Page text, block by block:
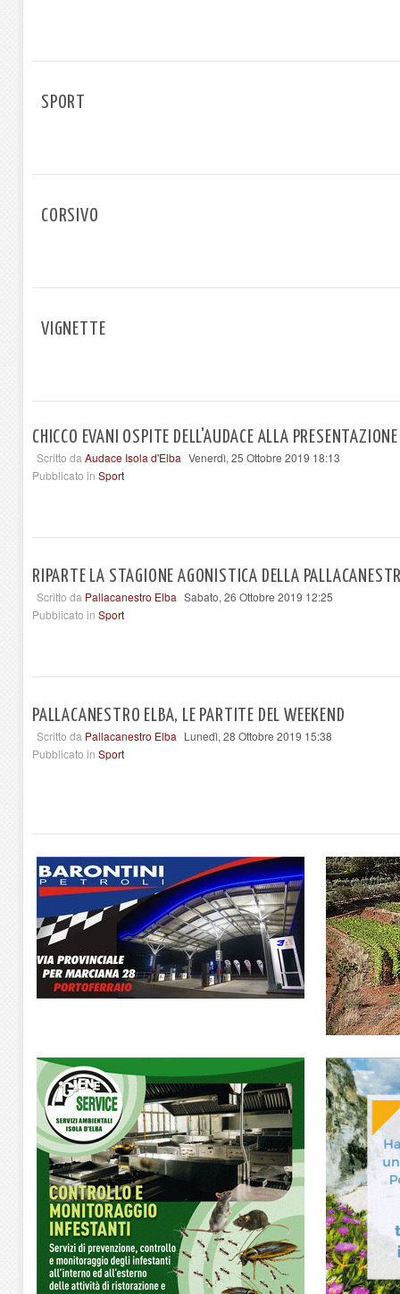
SPORT
CORSIVO
VIGNETTE
CHICCO EVANI OSPITE DELL'AUDACE ALLA
Scritto da Audace Isola d'Elba Venerdì, 25 Ottobre 2019 18:13
Pubblicato in Sport
RIPARTE LA STAGIONE AGONISTICA DELLA
Scritto da Pallacanestro Elba Sabato, 26 Ottobre 2019 12:25
Pubblicato in Sport
PALLACANESTRO ELBA, LE PARTITE DEL WEEKEND
Scritto da Pallacanestro Elba Lunedì, 28 Ottobre 2019 15:38
Pubblicato in Sport